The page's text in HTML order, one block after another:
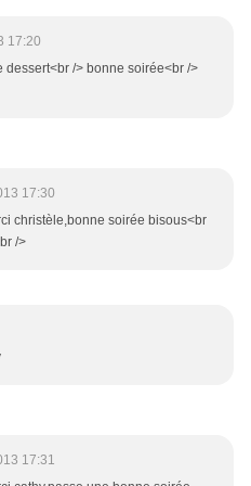
17:20
/> bonne soirée<br />
17:30
christèle,bonne soirée bisous<br
/>
17:31